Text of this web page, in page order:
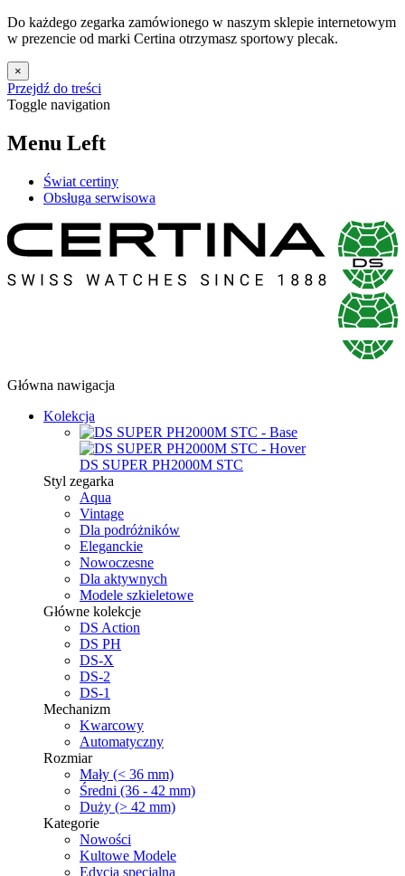
Do każdego zegarka zamówionego w naszym sklepie internetowym
w prezencie od marki Certina otrzymasz sportowy plecak.
×
Przejdź do treści
Toggle navigation
Menu Left
Świat certiny
Obsługa serwisowa
Główna nawigacja
Kolekcja
DS SUPER PH2000M STC
Styl zegarka
Aqua
Vintage
Dla podróżników
Eleganckie
Nowoczesne
Dla aktywnych
Modele szkieletowe
Główne kolekcje
DS Action
DS PH
DS-X
DS-2
DS-1
Mechanizm
Kwarcowy
Automatyczny
Rozmiar
Mały (< 36 mm)
Średni (36 - 42 mm)
Duży (> 42 mm)
Kategorie
Nowości
Kultowe Modele
Edycja specjalna